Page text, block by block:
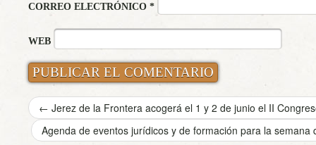
CORREO ELECTRÓNICO *
WEB
← Jerez de la Frontera acogerá el 1 y 2 de junio el II
Agenda de eventos jurídicos y de formación para la